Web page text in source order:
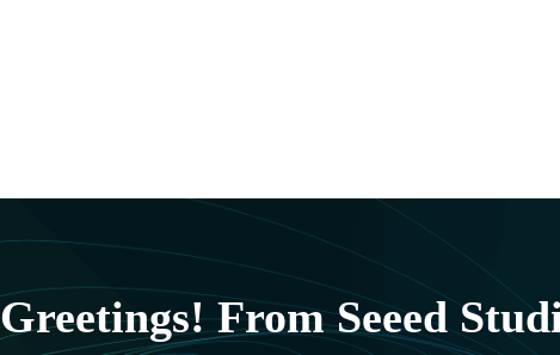
Greetings! From Seeed